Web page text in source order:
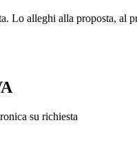
Lo alleghi alla proposta,
su richiesta